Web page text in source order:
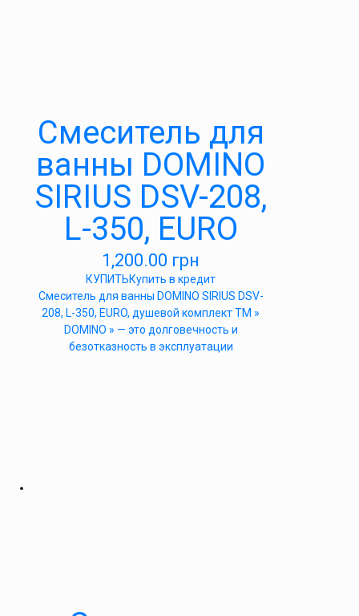
Смеситель для
ванны DOMINO
SIRIUS DSV-208,
L-350, EURO
1,200.00 грн
КУПИТЬКупить в кредит
Cмеситель для ванны DOMINO SIRIUS DSV-
208, L-350, EURO, душевой комплект ТМ »
DOMINO » — это долговечность и
безотказность в эксплуатации